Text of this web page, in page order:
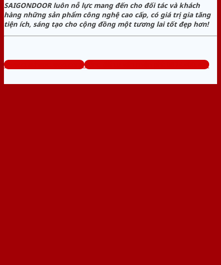
SAIGONDOOR luôn nỗ lực mang đến cho đối tác và khách
hàng những sản phẩm công nghệ cao cấp, có giá trị gia tăng
tiện ích, sáng tạo cho cộng đồng một tương lai tốt đẹp hơn!
www.cuathepcuago.com Tổng đài tư vấn miễn phí: 0824.400.400